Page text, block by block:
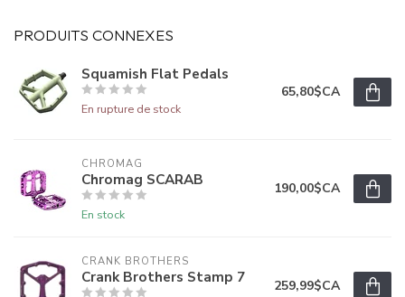
PRODUITS CONNEXES
Squamish Flat Pedals
En rupture de stock
65,80$CA
CHROMAG
Chromag SCARAB
En stock
190,00$CA
CRANK BROTHERS
Crank Brothers Stamp 7 259,99$CA